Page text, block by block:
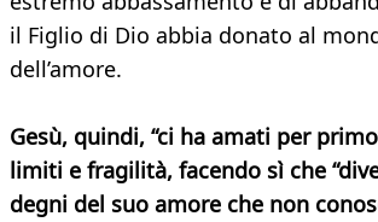
il Figlio di Dio abbia donato al
dell’amore.
Gesù, quindi, “ci ha amati per
limiti e fragilità, facendo sì che
degni del suo amore che non